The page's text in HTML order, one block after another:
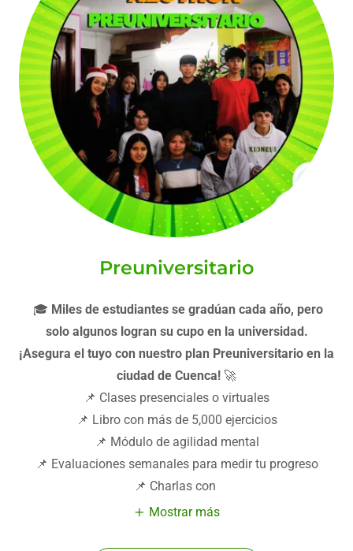
Preuniversitario
🎓 Miles de estudiantes se gradúan cada año, pero
solo algunos logran su cupo en la universidad.
¡Asegura el tuyo con nuestro plan Preuniversitario en la
ciudad de Cuenca! 🚀
📌 Clases presenciales o virtuales
📌 Libro con más de 5,000 ejercicios
📌 Módulo de agilidad mental
📌 Evaluaciones semanales para medir tu progreso
📌 Charlas con
Mostrar más